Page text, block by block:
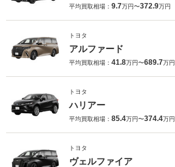
平均買取相場： 9.7万円〜372.9万円
トヨタ
アルファード
平均買取相場： 41.8万円〜689.7万円
トヨタ
ハリアー
平均買取相場： 85.4万円〜374.4万円
トヨタ
ヴェルファイア